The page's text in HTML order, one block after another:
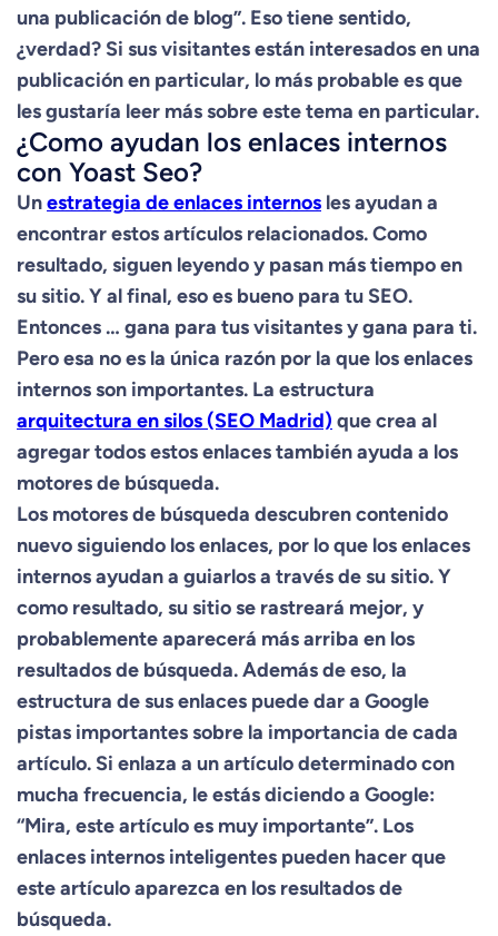
una publicación de blog”. Eso tiene sentido,
¿verdad? Si sus visitantes están interesados ​​en una
publicación en particular, lo más probable es que
les gustaría leer más sobre este tema en particular.
¿Como ayudan los enlaces internos
con Yoast Seo?
Unestrategia de enlaces internos les ayudan a
encontrar estos artículos relacionados. Como
resultado, siguen leyendo y pasan más tiempo en
su sitio. Y al final, eso es bueno para tu SEO.
Entonces … gana para tus visitantes y gana para ti.
Pero esa no es la única razón por la que los enlaces
internos son importantes. La estructura
arquitectura en silos (SEO Madrid) que crea al
agregar todos estos enlaces también ayuda a los
motores de búsqueda.
Los motores de búsqueda descubren contenido
nuevo siguiendo los enlaces, por lo que los enlaces
internos ayudan a guiarlos a través de su sitio. Y
como resultado, su sitio se rastreará mejor, y
probablemente aparecerá más arriba en los
resultados de búsqueda. Además de eso, la
estructura de sus enlaces puede dar a Google
pistas importantes sobre la importancia de cada
artículo. Si enlaza a un artículo determinado con
mucha frecuencia, le estás diciendo a Google:
“Mira, este artículo es muy importante”. Los
enlaces internos inteligentes pueden hacer que
este artículo aparezca en los resultados de
búsqueda.